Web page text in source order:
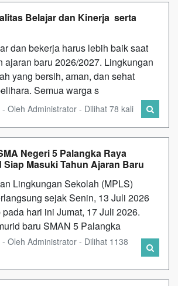
Belajar dan Kinerja serta
dan bekerja harus lebih baik saat
ajaran baru 2026/2027. Lingkungan
yang bersih, aman, dan sehat
Semua warga s
Oleh Administrator - Dilihat 78 kali
Negeri 5 Palangka Raya
Siap Masuki Tahun Ajaran Baru
Lingkungan Sekolah (MPLS)
sejak Senin, 13 Juli 2026
hari ini Jumat, 17 Juli 2026.
baru SMAN 5 Palangka
Oleh Administrator - Dilihat 1138